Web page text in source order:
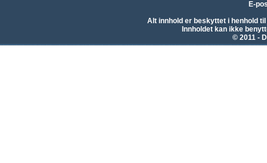
E-
Alt innhold er beskyttet i henhold
Innholdet kan ikke
© 2011 -